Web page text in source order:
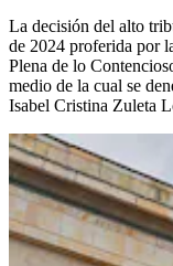
La decisión del alto
de 2024 proferida por
Plena de lo
medio de la cual se
Isabel Cristina Zuleta